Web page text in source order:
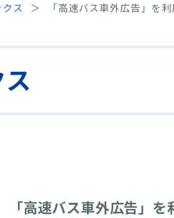
ス 「高速バス車外広告」を
「高速バス車外広告」を